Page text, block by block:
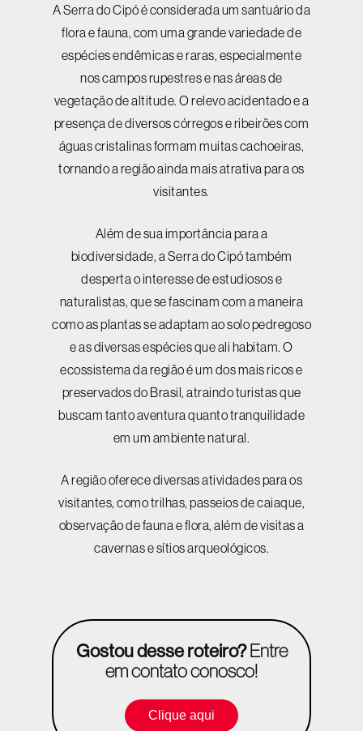
A Serra do Cipó é considerada um santuário da
flora e fauna, com uma grande variedade de
espécies endêmicas e raras, especialmente
nos campos rupestres e nas áreas de
vegetação de altitude. O relevo acidentado e a
presença de diversos córregos e ribeirões com
águas cristalinas formam muitas cachoeiras,
tornando a região ainda mais atrativa para os
visitantes.
Além de sua importância para a
biodiversidade, a Serra do Cipó também
desperta o interesse de estudiosos e
naturalistas, que se fascinam com a maneira
como as plantas se adaptam ao solo pedregoso
e as diversas espécies que ali habitam. O
ecossistema da região é um dos mais ricos e
preservados do Brasil, atraindo turistas que
buscam tanto aventura quanto tranquilidade
em um ambiente natural.
A região oferece diversas atividades para os
visitantes, como trilhas, passeios de caiaque,
observação de fauna e flora, além de visitas a
cavernas e sítios arqueológicos.
Gostou desse roteiro?Entre
em contato conosco!
Clique aqui